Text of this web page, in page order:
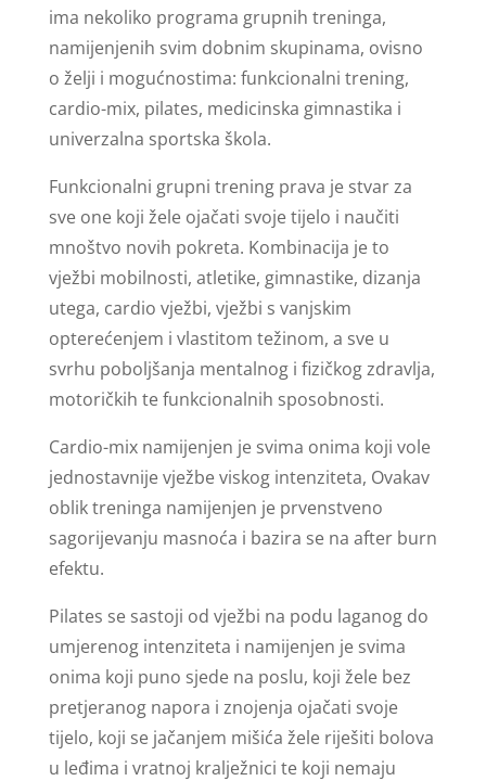
ima nekoliko programa grupnih treninga,
namijenjenih svim dobnim skupinama, ovisno
o želji i mogućnostima: funkcionalni trening,
cardio-mix, pilates, medicinska gimnastika i
univerzalna sportska škola.
Funkcionalni grupni trening prava je stvar za
sve one koji žele ojačati svoje tijelo i naučiti
mnoštvo novih pokreta. Kombinacija je to
vježbi mobilnosti, atletike, gimnastike, dizanja
utega, cardio vježbi, vježbi s vanjskim
opterećenjem i vlastitom težinom, a sve u
svrhu poboljšanja mentalnog i fizičkog zdravlja,
motoričkih te funkcionalnih sposobnosti.
Cardio-mix namijenjen je svima onima koji vole
jednostavnije vježbe viskog intenziteta, Ovakav
oblik treninga namijenjen je prvenstveno
sagorijevanju masnoća i bazira se na after burn
efektu.
Pilates se sastoji od vježbi na podu laganog do
umjerenog intenziteta i namijenjen je svima
onima koji puno sjede na poslu, koji žele bez
pretjeranog napora i znojenja ojačati svoje
tijelo, koji se jačanjem mišića žele riješiti bolova
u leđima i vratnoj kralježnici te koji nemaju